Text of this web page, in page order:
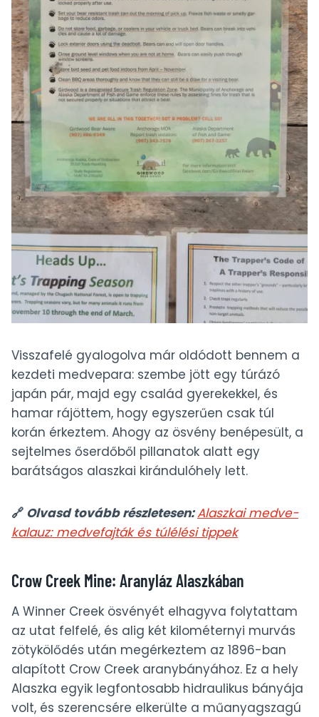
Visszafelé gyalogolva már oldódott bennem a
kezdeti medvepara: szembe jött egy túrázó
japán pár, majd egy család gyerekekkel, és
hamar rájöttem, hogy egyszerűen csak túl
korán érkeztem. Ahogy az ösvény benépesült, a
sejtelmes őserdőből pillanatok alatt egy
barátságos alaszkai kirándulóhely lett.
🔗 Olvasd tovább részletesen:Alaszkai medve-
kalauz: medvefajták és túlélési tippek
Crow Creek Mine: Aranyláz Alaszkában
A Winner Creek ösvényét elhagyva folytattam
az utat felfelé, és alig két kilométernyi murvás
zötykölődés után megérkeztem az 1896-ban
alapított Crow Creek aranybányához. Ez a hely
Alaszka egyik legfontosabb hidraulikus bányája
volt, és szerencsére elkerülte a műanyagszagú